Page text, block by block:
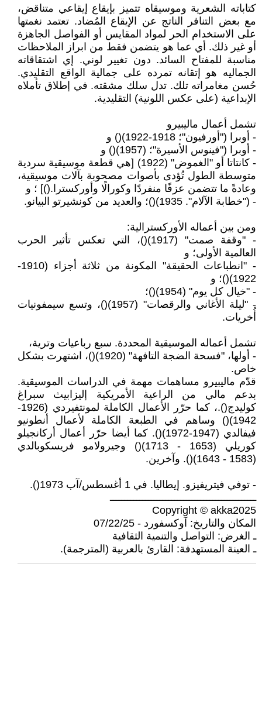
كتاباته الشعرية وموسيقاه تتميز بإيقاع إيقاعي متناقض،
مع بعض التنافر الناتج عن الإيقاع المُضاد. تعتمد نغمتها
على الاستخدام الحر لمواد المقايس أو الفواصل الجاهزة
أو غير ذلك. أي عما هو يتضمن فقط من ابراز الملاحظات
مناسبة للمفتاح السائد. دون تغيير لوني. إي اشتقاقاته
الجماليه هو إتقانه تمرده على جمالية الواقع التقليدي.
حُسن مغامراته تلك. تدل سلك مشقته. في إطلاق تأملاه
الإبداعية (على عكس اللونية) التقليدية.
تشمل أعمال ماليبيرو
- أوبرا ("أورفيون"؛ 1918-1922)() و
- أوبرا ("فينوس الأسيرة"؛ (1957)() و
- كانتاتا أو "الغموض" (1922) [هي قطعة موسيقية سردية
متوسطة الطول تُؤدى بأصوات مصحوبة بآلات موسيقية،
وعادةً ما تتضمن عزفًا منفردًا وكورالًا وأوركسترا.()] ؛ و
- ("خطابة الآلام". 1935)()؛ والعديد من كونشيرتو البيانو.
ومن بين أعماله الأوركسترالية:
- "وقفة صمت" (1917)()، التي تعكس تأثير الحرب
العالمية الأولى؛ و
- "انطباعات الحقيقة" المكونة من ثلاثة أجزاء (1910-
1922)()؛ و
- "خيال كل يوم" (1954)()؛
- "ليلة الأغاني والرقصات" (1957)()، وتسع سيمفونيات
أُخريات.
تشمل أعماله الموسيقية المحددة. سبع رباعيات وترية،
- أولها، "فسحة الضجة التافهة" (1920)()، اشتهرت بشكل
خاص.
قدّم ماليبيرو مساهمات مهمة في الدراسات الموسيقية.
بدعم مالي من الراعية الأمريكية إليزابيث سبراغ
كوليدج().، كما حرّر الأعمال الكاملة لمونتفيردي (1926-
1942)() وساهم في الطبعة الكاملة لأعمال أنطونيو
فيفالدي (1947-1972)(). كما أيضا حرّر أعمال أركانجيلو
كوريلي (1653 - 1713)() وجيرولامو فريسكوبالدي
(1583 - 1643)(). وآخرين.
- توفي فيتريفيزو. إيطاليا. في 1 أغسطس/آب 1973().
ــــــــــــــــــــــــــــــــــــــــــــــــــ
Copyright © akka2025
المكان والتاريخ: آوكسفورد - 07/22/25
ـ الغرض: التواصل والتنمية الثقافية
ـ العينة المستهدفة: القارئ بالعربية (المترجمة).